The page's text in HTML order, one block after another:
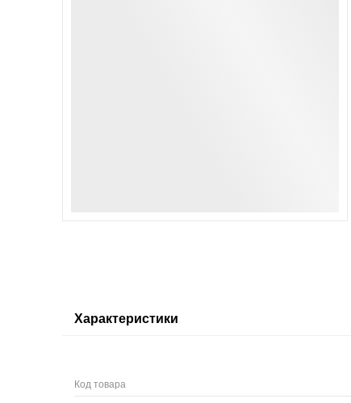
Характеристики
Код товара